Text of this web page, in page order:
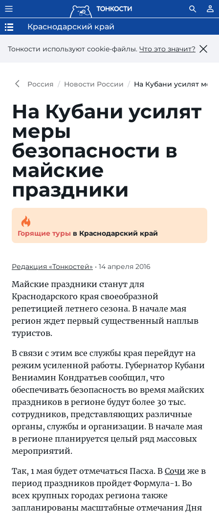
Тонкости используют сookie-файлы. Что это значит?
Краснодарский край
Россия Новости России На Кубани усилят
На Кубани усилят
меры
безопасности в
майские
праздники
Горящие туры в Краснодарский край
Редакция «Тонкостей» • 14 апреля 2016
Майские праздники станут для
Краснодарского края своеобразной
репетицией летнего сезона. В начале мая
регион ждет первый существенный наплыв
туристов.
В связи с этим все службы края перейдут на
режим усиленной работы. Губернатор Кубани
Вениамин Кондратьев сообщил, что
обеспечивать безопасность во время майских
праздников в регионе будут более 30 тыс.
сотрудников, представляющих различные
органы, службы и организации. В начале мая
в регионе планируется целый ряд массовых
мероприятий.
Так, 1 мая будет отмечаться Пасха. В Сочи же в
период праздников пройдет Формула-1. Во
всех крупных городах региона также
запланированы масштабные отмечания Дня